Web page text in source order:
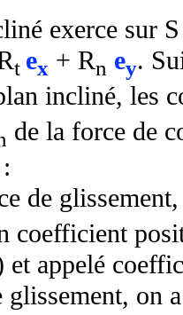
exerce sur
t ex + Rn ey.
incliné, les
de la force de
de
coefficient
appelé
glissement, on